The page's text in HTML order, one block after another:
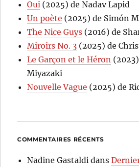
Oui (2025) de Nadav Lapid
Un poète (2025) de Simón
The Nice Guys (2016) de
Miroirs No. 3 (2025) de
Le Garçon et le Héron
Miyazaki
Nouvelle Vague (2025) de
COMMENTAIRES RÉCENTS
Nadine Gastaldi dans